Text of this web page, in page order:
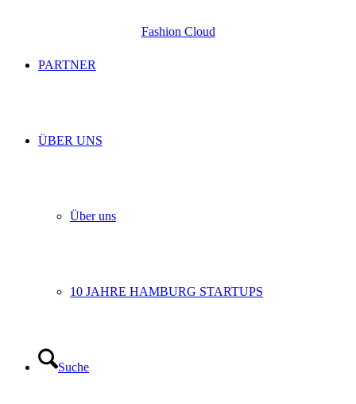
PARTNER
ÜBER UNS
Über uns
10 JAHRE HAMBURG STARTUPS
Suche
Fashion Cloud